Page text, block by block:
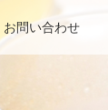
お問い合わせ